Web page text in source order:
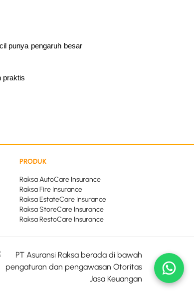
punya pengaruh besar
praktis
PRODUK
Raksa AutoCare Insurance
Raksa Fire Insurance
Raksa EstateCare Insurance
Raksa StoreCare Insurance
Raksa RestoCare Insurance